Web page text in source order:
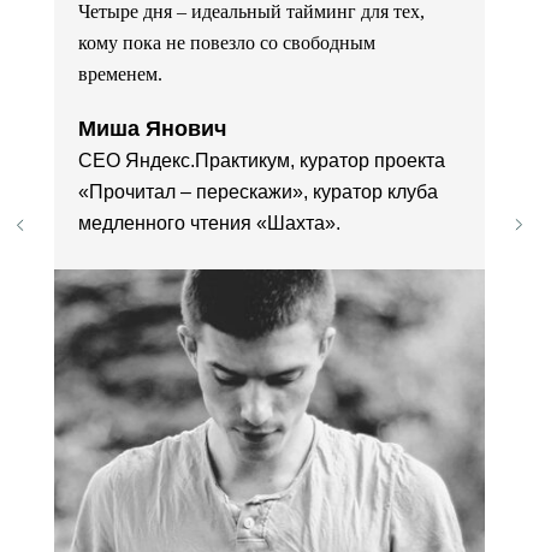
Четыре дня – идеальный тайминг для тех,
кому пока не повезло со свободным
временем.
Миша Янович
CEO Яндекс.Практикум, куратор проекта
«Прочитал – перескажи», куратор клуба
медленного чтения «Шахта».